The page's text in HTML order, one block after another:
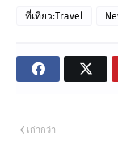
ที่เที่ยว:Travel
เก่ากว่า